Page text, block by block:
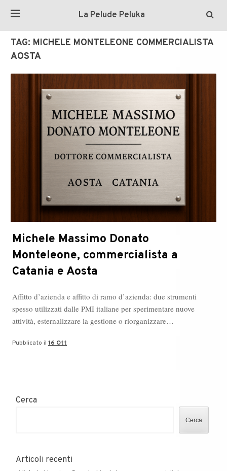
La Pelude Peluka
TAG: MICHELE MONTELEONE COMMERCIALISTA
AOSTA
Michele Massimo Donato
Monteleone, commercialista a
Catania e Aosta
Affitto d’azienda e affitto di ramo d’azienda: due strumenti
spesso utilizzati dalle PMI italiane per sperimentare nuove
attività, esternalizzare la gestione o riorganizzare…
Pubblicato il 16 Ott
Cerca
Cerca
Articoli recenti